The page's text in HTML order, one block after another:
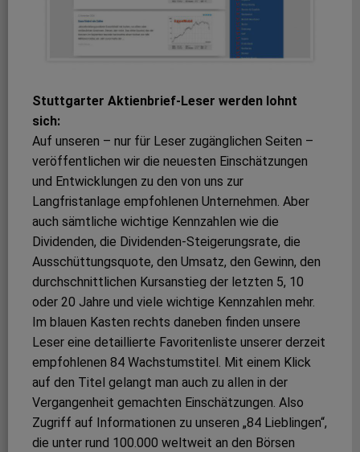
Stuttgarter Aktienbrief-Leser werden lohnt
sich:
Auf unseren – nur für Leser zugänglichen Seiten –
veröffentlichen wir die neuesten Einschätzungen
und Entwicklungen zu den von uns zur
Langfristanlage empfohlenen Unternehmen. Aber
auch sämtliche wichtige Kennzahlen wie die
Dividenden, die Dividenden-Steigerungsrate, die
Ausschüttungsquote, den Umsatz, den Gewinn, den
durchschnittlichen Kursanstieg der letzten 5, 10
oder 20 Jahre und viele wichtige Kennzahlen mehr.
Im blauen Kasten rechts daneben finden unsere
Leser eine detaillierte Favoritenliste unserer derzeit
empfohlenen 84 Wachstumstitel. Mit einem Klick
auf den Titel gelangt man auch zu allen in der
Vergangenheit gemachten Einschätzungen. Also
Zugriff auf Informationen zu unseren „84 Lieblingen“,
die unter rund 100.000 weltweit an den Börsen